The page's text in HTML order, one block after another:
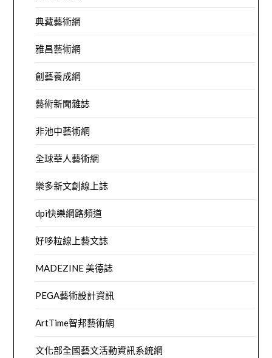
典藏藝術網
雅昌藝術網
創藝養成網
藝術新聞雜誌
非池中藝術網
全球華人藝術網
樂多新文創線上誌
dpi快樂網路頻道
好哆粒線上藝文誌
MADEZINE 美德誌
PEGA藝術設計資訊
ArtTime智邦藝術網
文化部全國藝文活動資訊系統網